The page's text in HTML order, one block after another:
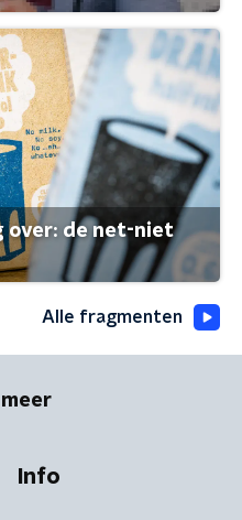
over: de net-niet
Alle fragmenten
Info